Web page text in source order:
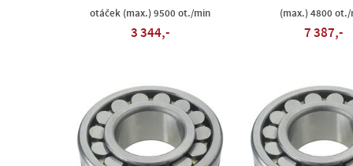
otáček (max.) 9500 ot./min
3 344,-
(max.) 4800 ot./
7 387,-